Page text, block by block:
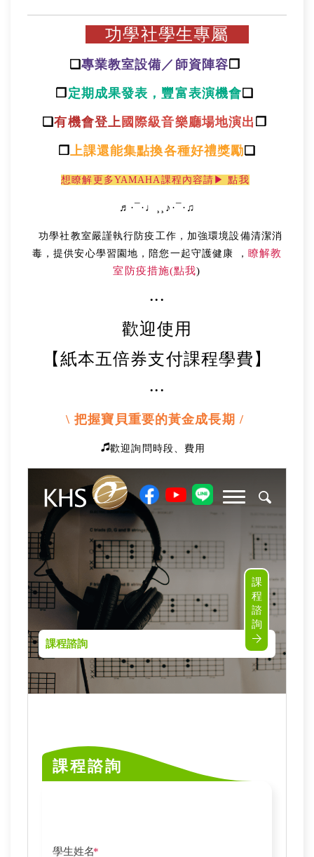
功學社學生專屬
❏專業教室設備／師資陣容❐
❐ 定期成果發表，豐富表演機會❑
❑有機會登上 國際級音樂廳場地演出 ❒
❒ 上課還能集點換各種好禮獎勵❏
想瞭解更多YAMAHA課程內容請▶ 點我
♬·¯·♩¸¸♪·¯·♫
功學社教室嚴謹執行防疫工作，加強環境設備清潔消
毒，提供安心學習園地，陪您一起守護健康 ， 瞭解教
室防疫措施(點我)
‧‧‧
歡迎使用
【紙本五倍券支付課程學費】
‧‧‧
\ 把握寶貝重要的黃金成長期 /
歡迎詢問時段、費用